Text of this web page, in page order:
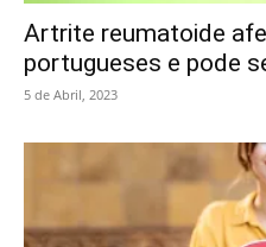
Artrite reumatoide
portugueses e pode
5 de Abril, 2023